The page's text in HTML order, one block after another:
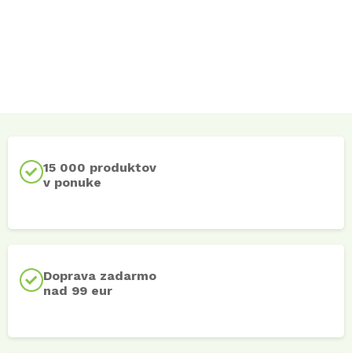
15 000 produktov
v ponuke
Doprava zadarmo
nad 99 eur